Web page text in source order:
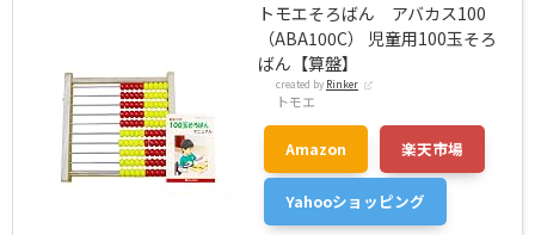
トモエそろばん アバカス100
（ABA100C） 児童用100玉そろ
ばん【算盤】
created by Rinker
トモエ
Amazon 楽天市場
Yahooショッピング